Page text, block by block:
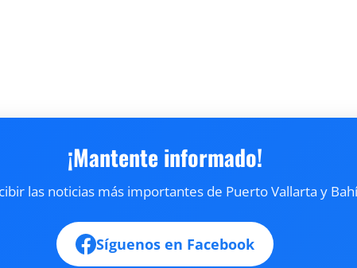
¡Mantente informado!
las noticias más importantes de Puerto Vallarta y
Síguenos en Facebook